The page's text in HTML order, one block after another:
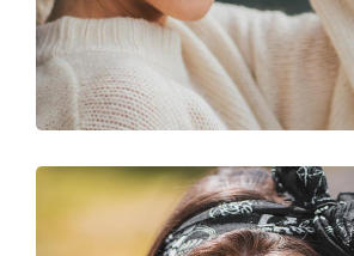
Βάρος:
Ρυθμιζόμενα μαξιλάρια μύτης:
Εύκαμπτη άρθρωση:
Αξεσουάρ
Παρέχονται με θήκη:
Πανί καθαρισμού: